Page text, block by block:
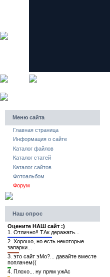
Меню сайта
Главная страница
Информация о сайте
Каталог файлов
Каталог статей
Каталог сайтов
Фотоальбом
Форум
Наш опрос
Оцените НАШ сайт :)
1. Отлично!! ТАк деражать...
2. Хорошо, но есть некоторые
запарки...
3. это сайт эМо?... давайте вместе
поплачем((
4. Плохо... ну прям ужАс